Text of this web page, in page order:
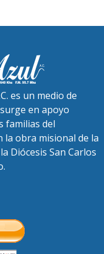
es un medio de
en apoyo
familias del
la obra misional de la
Diócesis San Carlos